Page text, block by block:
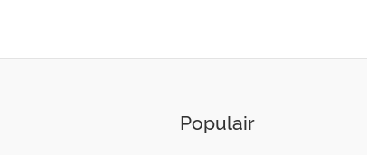
Populair